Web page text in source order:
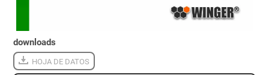
downloads
HOJA DE DATOS